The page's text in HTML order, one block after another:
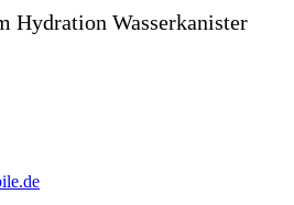
Hydration Wasserkanister